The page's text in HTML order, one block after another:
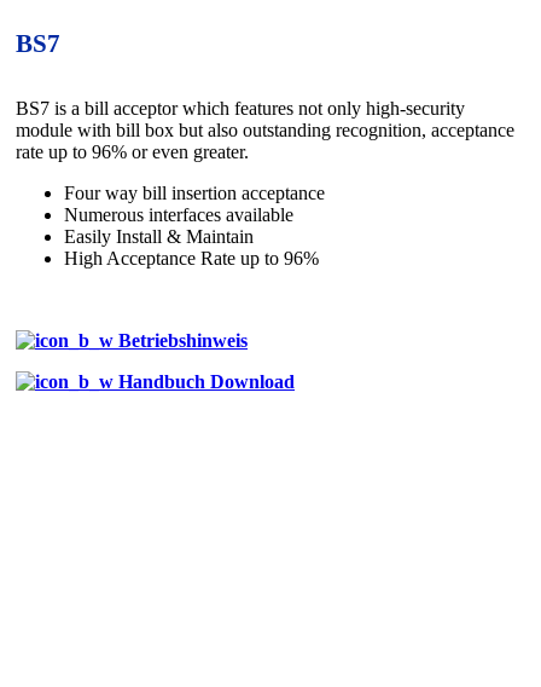
BS7
BS7 is a bill acceptor which features not only high-security
module with bill box but also outstanding recognition, acceptance
rate up to 96% or even greater.
Four way bill insertion acceptance
Numerous interfaces available
Easily Install & Maintain
High Acceptance Rate up to 96%
Betriebshinweis
Handbuch Download